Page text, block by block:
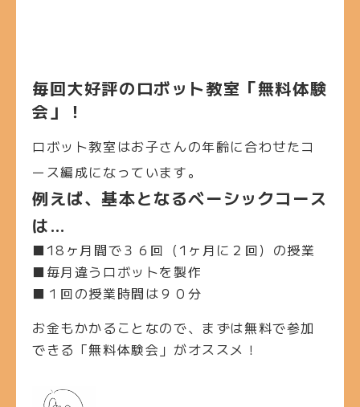
毎回大好評のロボット教室「無料体験
会」！
ロボット教室はお子さんの年齢に合わせたコ
ース編成になっています。
例えば、基本となるベーシックコース
は…
■18ヶ月間で３６回（1ヶ月に２回）の授業
■毎月違うロボットを製作
■１回の授業時間は９０分
お金もかかることなので、まずは無料で参加
できる「無料体験会」がオススメ！